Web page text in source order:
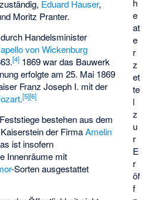
e
at
e
r
z
et
te
l
z
u
r
E
r
öf
f
Eduard Hauser,
Moritz Pranter.
Handelsminister
von Wickenburg
[4] 1869 war das Bauwerk
erfolgte am 25. Mai 1869
Franz Joseph I. mit der
.[5][6]
bestehen aus dem
der FirmaAmelin
ist insofern
Innenräume mit
-Sorten ausgestattet